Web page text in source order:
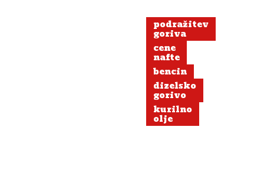
podražitev
goriva
cene
nafte
bencin
dizelsko
gorivo
kurilno
olje